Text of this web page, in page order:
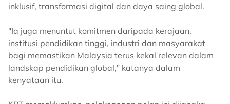
inklusif, transformasi digital dan daya saing global.
"Ia juga menuntut komitmen daripada kerajaan,
institusi pendidikan tinggi, industri dan masyarakat
bagi memastikan Malaysia terus kekal relevan dalam
landskap pendidikan global," katanya dalam
kenyataan itu.